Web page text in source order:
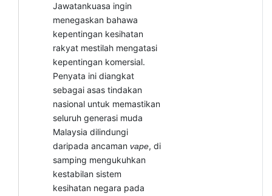
Jawatankuasa ingin
menegaskan bahawa
kepentingan kesihatan
rakyat mestilah mengatasi
kepentingan komersial.
Penyata ini diangkat
sebagai asas tindakan
nasional untuk memastikan
seluruh generasi muda
Malaysia dilindungi
daripada ancaman vape, di
samping mengukuhkan
kestabilan sistem
kesihatan negara pada